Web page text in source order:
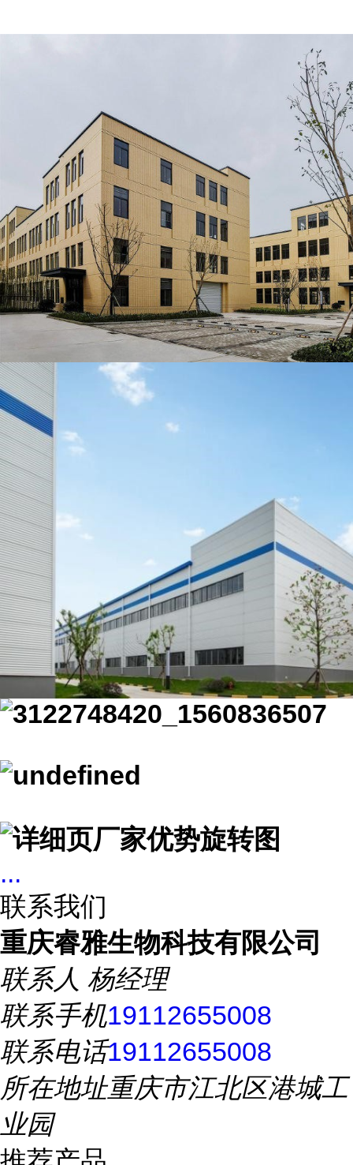
...
联系我们
重庆睿雅生物科技有限公司
联系人 杨经理
联系手机19112655008
联系电话19112655008
所在地址重庆市江北区港城工
业园